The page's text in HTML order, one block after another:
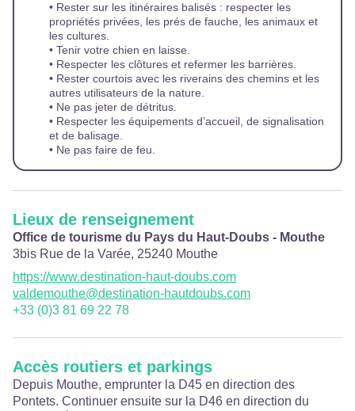
• Rester sur les itinéraires balisés : respecter les
propriétés privées, les prés de fauche, les animaux et
les cultures.
• Tenir votre chien en laisse.
• Respecter les clôtures et refermer les barrières.
• Rester courtois avec les riverains des chemins et les
autres utilisateurs de la nature.
• Ne pas jeter de détritus.
• Respecter les équipements d’accueil, de signalisation
et de balisage.
• Ne pas faire de feu.
Lieux de renseignement
Office de tourisme du Pays du Haut-Doubs - Mouthe
3bis Rue de la Varée, 25240 Mouthe
https://www.destination-haut-doubs.com
valdemouthe@destination-hautdoubs.com
+33 (0)3 81 69 22 78
Accès routiers et parkings
Depuis Mouthe, emprunter la D45 en direction des
Pontets. Continuer ensuite sur la D46 en direction du